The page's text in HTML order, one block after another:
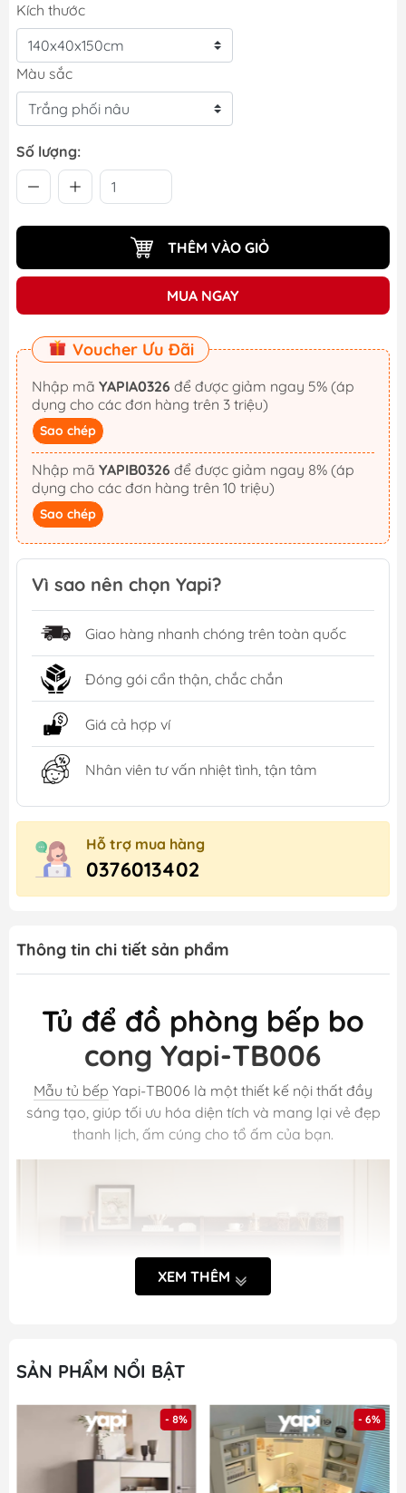
Kích thước
Màu sắc
Số lượng:
THÊM VÀO GIỎ
MUA NGAY
Voucher Ưu Đãi
Nhập mã YAPIA0326
dụng cho các đơn hàng trên 3 triệu)
Sao chép
Nhập mã YAPIB0326
dụng cho các đơn hàng trên 10 triệu)
Sao chép
Vì sao nên chọn Yapi?
Giao hàng nhanh chóng trên toàn quốc
Đóng gói cẩn thận, chắc chắn
Giá cả hợp ví
Nhân viên tư vấn nhiệt tình, tận tâm
Hỗ trợ mua hàng
0376013402
Thông tin chi tiết sản phẩm
Tủ để đồ phòng bếp bo
cong Yapi-TB006
Mẫu tủ bếp Yapi-TB006 là một thiết kế nội thất đầy
sáng tạo, giúp tối ưu hóa diện tích và mang lại vẻ đẹp
thanh lịch, ấm cúng cho tổ ấm của bạn.
XEM THÊM
SẢN PHẨM NỔI BẬT
- 8% - 6%